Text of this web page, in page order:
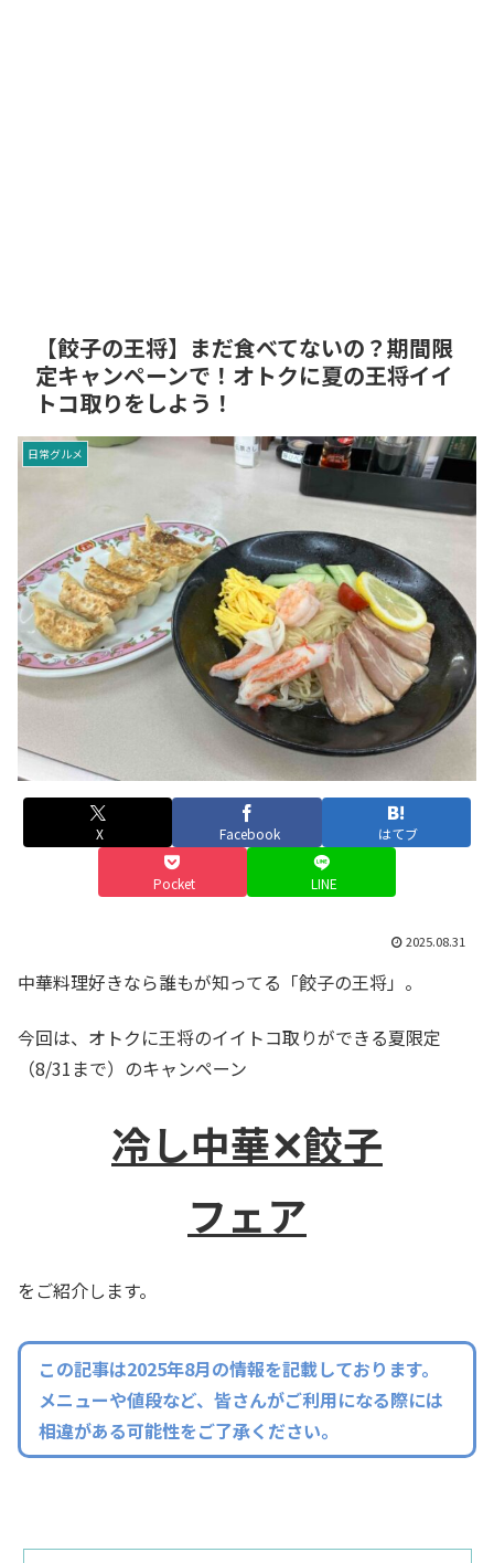
【餃子の王将】まだ食べてないの？期間限
定キャンペーンで！オトクに夏の王将イイ
トコ取りをしよう！
日常グルメ
X Facebook はてブ
Pocket LINE
2025.08.31
中華料理好きなら誰もが知ってる「餃子の王将」。
今回は、オトクに王将のイイトコ取りができる夏限定
（8/31まで）のキャンペーン
冷し中華✕餃子
フェア
をご紹介します。
この記事は2025年8月の情報を記載しております。
メニューや値段など、皆さんがご利用になる際には
相違がある可能性をご了承ください。